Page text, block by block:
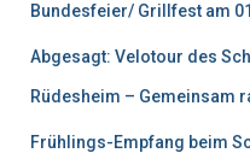
Bundesfeier/ Grillfest am
Abgesagt: Velotour des
Rüdesheim – Gemeinsam
Frühlings-Empfang beim